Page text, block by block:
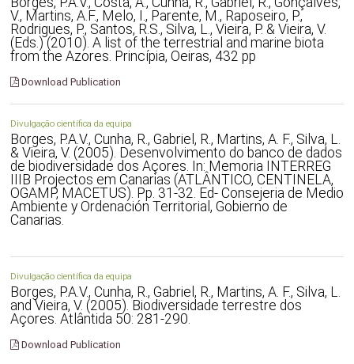
V., Martins, A.F., Melo, I., Parente, M., Raposeiro, P.,
Rodrigues, P., Santos, R.S., Silva, L., Vieira, P. & Vieira, V.
(Eds.) (2010). A list of the terrestrial and marine biota
from the Azores. Princípia, Oeiras, 432 pp
Download Publication
Divulgação científica da equipa
Borges, P.A.V., Cunha, R., Gabriel, R., Martins, A. F., Silva, L.
& Vieira, V. (2005). Desenvolvimento do banco de dados
de biodiversidade dos Açores. In: Memoria INTERREG
IIIB Projectos em Canarias (ATLÂNTICO, CENTINELA,
OGAMP, MACETUS). Pp. 31-32. Ed- Consejeria de Medio
Ambiente y Ordenación Territorial, Gobierno de
Canarias.
Divulgação científica da equipa
Borges, P.A.V., Cunha, R., Gabriel, R., Martins, A. F., Silva, L.
and Vieira, V. (2005). Biodiversidade terrestre dos
Açores. Atlântida 50: 281-290.
Download Publication